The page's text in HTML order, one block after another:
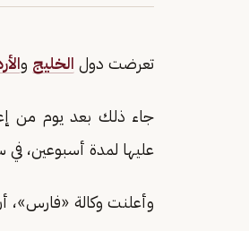
تعرضت دول الخليج و
جاء ذلك بعد يوم من
عليها لمدة أسبوعين،
وأعلنت وكالة «فارس»،